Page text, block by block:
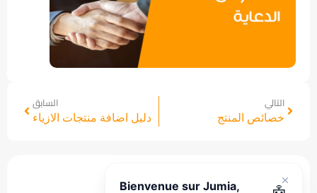
التالي
خصائص المنتج
السابق
دليل اضافة منتجات الازياء
هل هذا المقال مفيد ؟
Bienvenue sur Jumia,